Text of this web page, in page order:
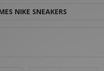
NIKE SNEAKERS